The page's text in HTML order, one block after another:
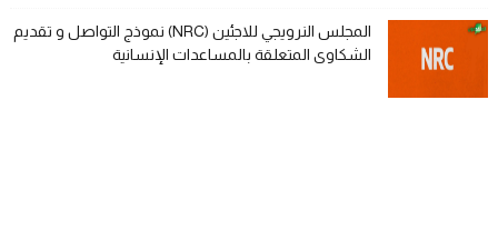
المجلس النرويجي للاجئين (NRC) نموذج التواصل و تقديم
الشكاوى المتعلقة بالمساعدات الإنسانية